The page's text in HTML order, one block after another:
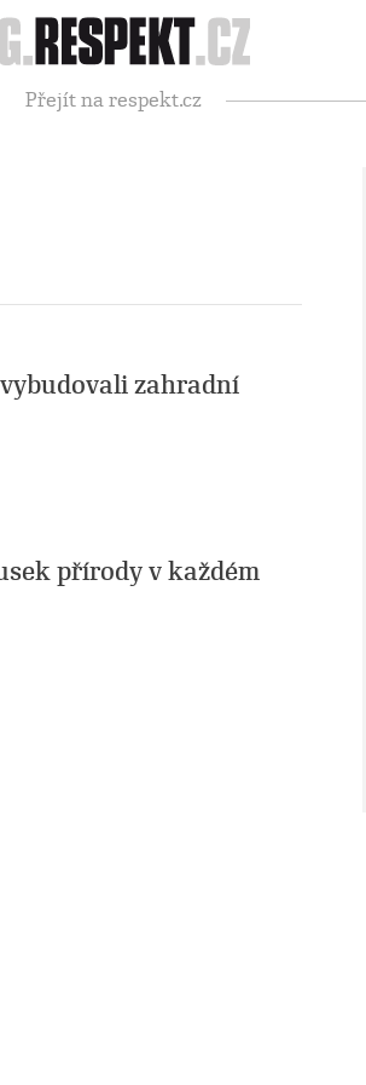
Respekt
Přejít na respekt.cz
zahradní
přírody v každém